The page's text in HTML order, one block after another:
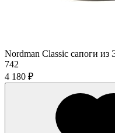
Nordman Classic сапоги
742
4 180 ₽